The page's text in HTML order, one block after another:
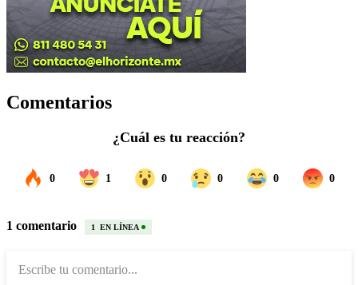
Comentarios